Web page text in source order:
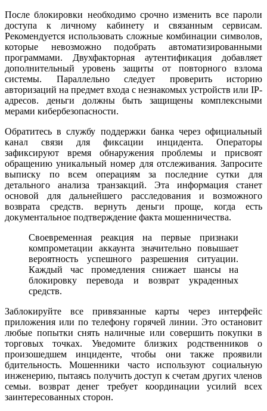
После блокировки необходимо срочно изменить все пароли
доступа к личному кабинету и связанным сервисам.
Рекомендуется использовать сложные комбинации символов,
которые невозможно подобрать автоматизированными
программами. Двухфакторная аутентификация добавляет
дополнительный уровень защиты от повторного взлома
системы. Параллельно следует проверить историю
авторизаций на предмет входа с незнакомых устройств или IP-
адресов. деньги должны быть защищены комплексными
мерами кибербезопасности.
Обратитесь в службу поддержки банка через официальный
канал связи для фиксации инцидента. Операторы
зафиксируют время обнаружения проблемы и присвоят
обращению уникальный номер для отслеживания. Запросите
выписку по всем операциям за последние сутки для
детального анализа транзакций. Эта информация станет
основой для дальнейшего расследования и возможного
возврата средств. вернуть деньги проще, когда есть
документальное подтверждение факта мошенничества.
Своевременная реакция на первые признаки
компрометации аккаунта значительно повышает
вероятность успешного разрешения ситуации.
Каждый час промедления снижает шансы на
блокировку перевода и возврат украденных
средств.
Заблокируйте все привязанные карты через интерфейс
приложения или по телефону горячей линии. Это остановит
любые попытки снять наличные или совершить покупки в
торговых точках. Уведомите близких родственников о
произошедшем инциденте, чтобы они также проявили
бдительность. Мошенники часто используют социальную
инженерию, пытаясь получить доступ к счетам других членов
семьи. возврат денег требует координации усилий всех
заинтересованных сторон.